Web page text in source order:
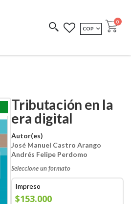
REDIMIR CÓDIGO
MONEDA
COP Cart
0
Tributación en la
era digital
Autor(es)
José Manuel Castro Arango
Andrés Felipe Perdomo
Seleccione un formato
Impreso
$153.000